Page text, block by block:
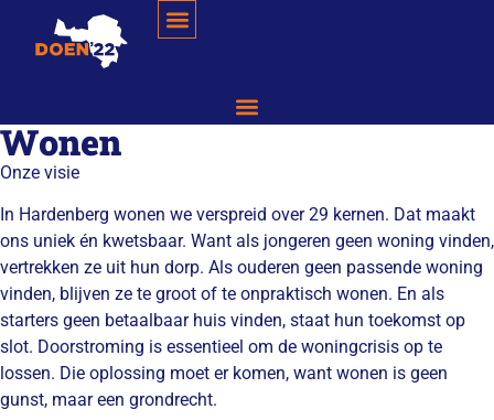
Wonen
Onze visie
In Hardenberg wonen we verspreid over 29 kernen. Dat maakt
ons uniek én kwetsbaar. Want als jongeren geen woning vinden,
vertrekken ze uit hun dorp. Als ouderen geen passende woning
vinden, blijven ze te groot of te onpraktisch wonen. En als
starters geen betaalbaar huis vinden, staat hun toekomst op
slot. Doorstroming is essentieel om de woningcrisis op te
lossen. Die oplossing moet er komen, want wonen is geen
gunst, maar een grondrecht.